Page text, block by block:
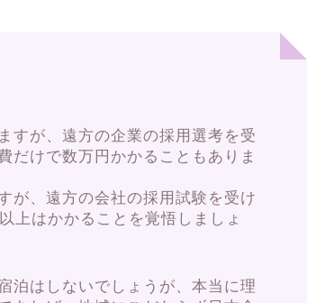
すが、遠方の企業の採用選考を受
だけで数万円かかることもありま
が、遠方の会社の採用試験を受け
上はかかることを覚悟しましょ
泊はしないでしょうが、本当に理